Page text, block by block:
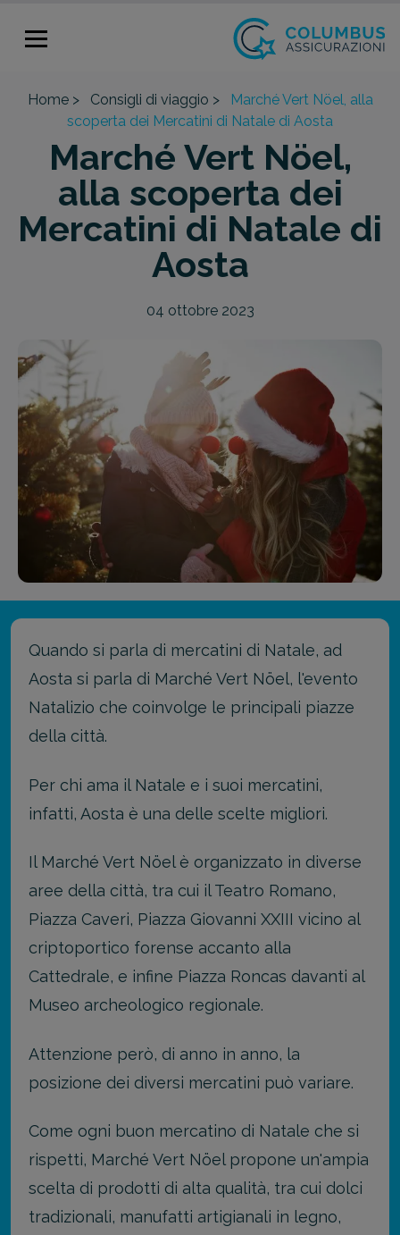
Home > Consigli di viaggio >
Marché Vert Nöel, alla
scoperta dei Mercatini di Natale di Aosta
Marché Vert Nöel,
alla scoperta dei
Mercatini di Natale di
Aosta
04 ottobre 2023
Quando si parla di mercatini di Natale, ad
Aosta si parla di Marché Vert Nöel, l'evento
Natalizio che coinvolge le principali piazze
della città.
Per chi ama il Natale e i suoi mercatini,
infatti, Aosta è una delle scelte migliori.
Il Marché Vert Nöel è organizzato in diverse
aree della città, tra cui il Teatro Romano,
Piazza Caveri, Piazza Giovanni XXIII vicino al
criptoportico forense accanto alla
Cattedrale, e infine Piazza Roncas davanti al
Museo archeologico regionale.
Attenzione però, di anno in anno, la
posizione dei diversi mercatini può variare.
Come ogni buon mercatino di Natale che si
rispetti, Marché Vert Nöel propone un'ampia
scelta di prodotti di alta qualità, tra cui dolci
tradizionali, manufatti artigianali in legno,